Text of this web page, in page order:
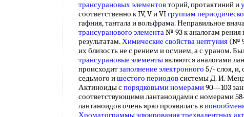
трансурановых элементовторий, протактиний и
соответственно к IV, V и VIгруппам
гафния, тантала и вольфрама. Неправильное
трансуранового элемента№ 93 к аналогам
результатам.Химические свойства нептуния (№
их близость не с рением и осмием, а с ураном.
трансурановые элементыявляются аналогами
происходитзаполнение электронного 5/- слоя, и,
седьмого ишестого периодовсистемы Д. И.
Актиноиды спорядковыми номерами90—103
соответствующими лантаноидами с номерами
лантаноидов очень ярко проявилась в
Хроматограммы элюированиятрехвалентных